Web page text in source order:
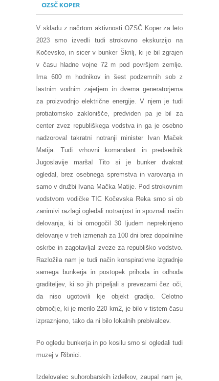
OZSČ KOPER
V skladu z načrtom aktivnosti OZSČ Koper za leto
2023 smo izvedli tudi strokovno ekskurzijo na
Kočevsko, in sicer v bunker Škrilj, ki je bil zgrajen
v času hladne vojne 72 m pod površjem zemlje.
Ima 600 m hodnikov in šest podzemnih sob z
lastnim vodnim zajetjem in dvema generatorjema
za proizvodnjo električne energije. V njem je tudi
protiatomsko zaklonišče, predviden pa je bil za
center zvez republiškega vodstva in ga je osebno
nadzoroval takratni notranji minister Ivan Maček
Matija. Tudi vrhovni komandant in predsednik
Jugoslavije maršal Tito si je bunker dvakrat
ogledal, brez osebnega spremstva in varovanja in
samo v družbi Ivana Mačka Matije. Pod strokovnim
vodstvom vodičke TIC Kočevska Reka smo si ob
zanimivi razlagi ogledali notranjost in spoznali način
delovanja, ki bi omogočil 30 ljudem neprekinjeno
delovanje v treh izmenah za 100 dni brez dopolnilne
oskrbe in zagotavljal zveze za republiško vodstvo.
Razložila nam je tudi način konspirativne izgradnje
samega bunkerja in postopek prihoda in odhoda
graditeljev, ki so jih pripeljali s prevezami čez oči,
da niso ugotovili kje objekt gradijo. Celotno
območje, ki je merilo 220 km2, je bilo v tistem času
izpraznjeno, tako da ni bilo lokalnih prebivalcev.
Po ogledu bunkerja in po kosilu smo si ogledali tudi
muzej v Ribnici.
Izdelovalec suhorobarskih izdelkov, zaupal nam je,